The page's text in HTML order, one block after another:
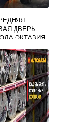
ДВЕРЬ
ОКТАВИЯ